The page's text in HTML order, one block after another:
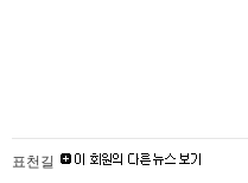
표천길